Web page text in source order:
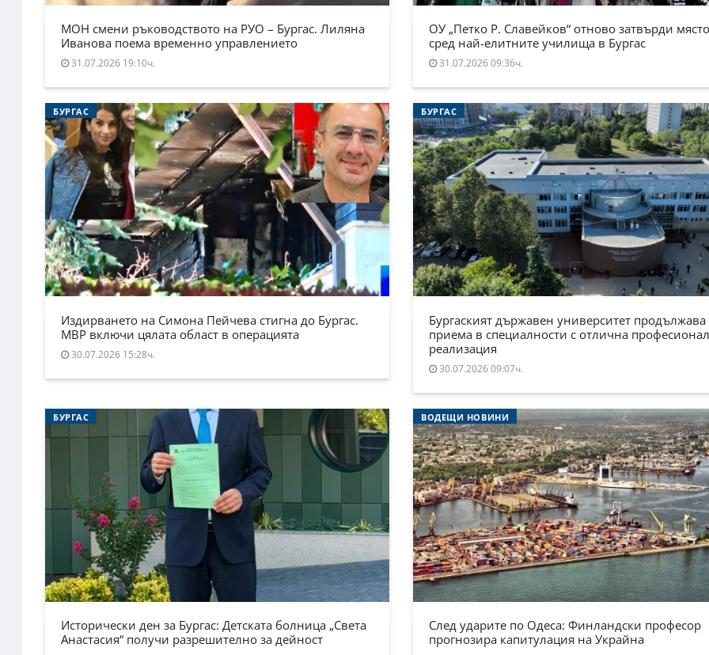
МОН смени ръководството на РУО – Бургас. Лиляна
Иванова поема временно управлението
31.07.2026 19:10ч.
ОУ „Петко Р. Славейков“ отново затвърди
сред най-елитните училища в Бургас
31.07.2026 09:36ч.
БУРГАС
Издирването на Симона Пейчева стигна до Бургас.
МВР включи цялата област в операцията
30.07.2026 15:28ч.
БУРГАС
Бургаският държавен университет продължава
приема в специалности с отлична
реализация
30.07.2026 09:07ч.
БУРГАС
Исторически ден за Бургас: Детската болница „Света
Анастасия“ получи разрешително за дейност
ВОДЕЩИ НОВИНИ
След ударите по Одеса: Финландски професор
прогнозира капитулация на Украйна